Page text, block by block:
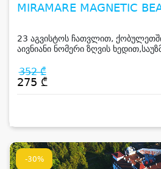
MIRAMARE MAGNETIC
23 აგვისტოს ჩათვლით,
აივნიანი ნომერი ზღვის
352 ₾
275 ₾
-30%